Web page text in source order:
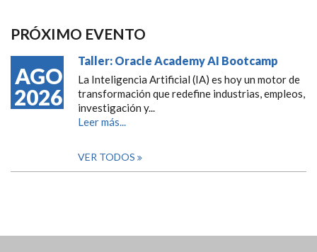
PRÓXIMO EVENTO
AGO
2026
Taller: Oracle Academy AI Bootcamp
La Inteligencia Artificial (IA) es hoy un motor de
transformación que redefine industrias, empleos,
investigación y...
Leer más...
VER TODOS